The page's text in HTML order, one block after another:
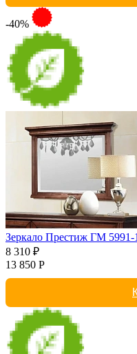
-40%
Зеркало Престиж ГМ 5991-
8 310 ₽
13 850 Р